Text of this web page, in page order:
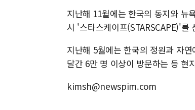
지난해 11월에는 한국의 동지와 뉴
시 '스타스케이프(STARSCAPE)'를
지난해 5월에는 한국의 정원과 자
달간 6만 명 이상이 방문하는 등 현
kimsh@newspim.com